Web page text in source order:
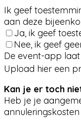
Ik geef
aan deze
Ja, ik geef
Nee, ik geef
De event-app
Upload hier een
Kan je er toch
Heb je je